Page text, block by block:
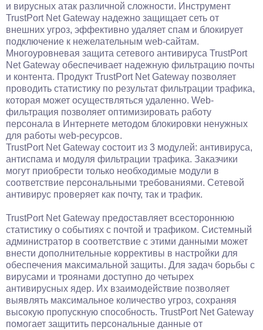
и вирусных атак различной сложности. Инструмент
TrustPort Net Gateway надежно защищает сеть от
внешних угроз, эффективно удаляет спам и блокирует
подключение к нежелательным web-сайтам.
Многоуровневая защита сетевого антивируса TrustPort
Net Gateway обеспечивает надежную фильтрацию почты
и контента. Продукт TrustPort Net Gateway позволяет
проводить статистику по результат фильтрации трафика,
которая может осуществляться удаленно. Web-
фильтрация позволяет оптимизировать работу
персонала в Интернете методом блокировки ненужных
для работы web-ресурсов.
TrustPort Net Gateway состоит из 3 модулей: антивируса,
антиспама и модуля фильтрации трафика. Заказчики
могут приобрести только необходимые модули в
соответствие персональными требованиями. Сетевой
антивирус проверяет как почту, так и трафик.
TrustPort Net Gateway предоставляет всестороннюю
статистику о событиях с почтой и трафиком. Системный
администратор в соответствие с этими данными может
внести дополнительные коррективы в настройки для
обеспечения максимальной защиты. Для задач борьбы с
вирусами и троянами доступно до четырех
антивирусных ядер. Их взаимодействие позволяет
выявлять максимальное количество угроз, сохраняя
высокую пропускную способность. TrustPort Net Gateway
помогает защитить персональные данные от